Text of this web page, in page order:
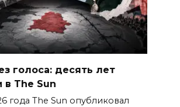
голоса: десять лет
в The Sun
года The Sun опубликовал